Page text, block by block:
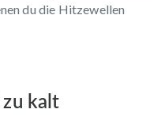
du die Hitzewellen
kalt